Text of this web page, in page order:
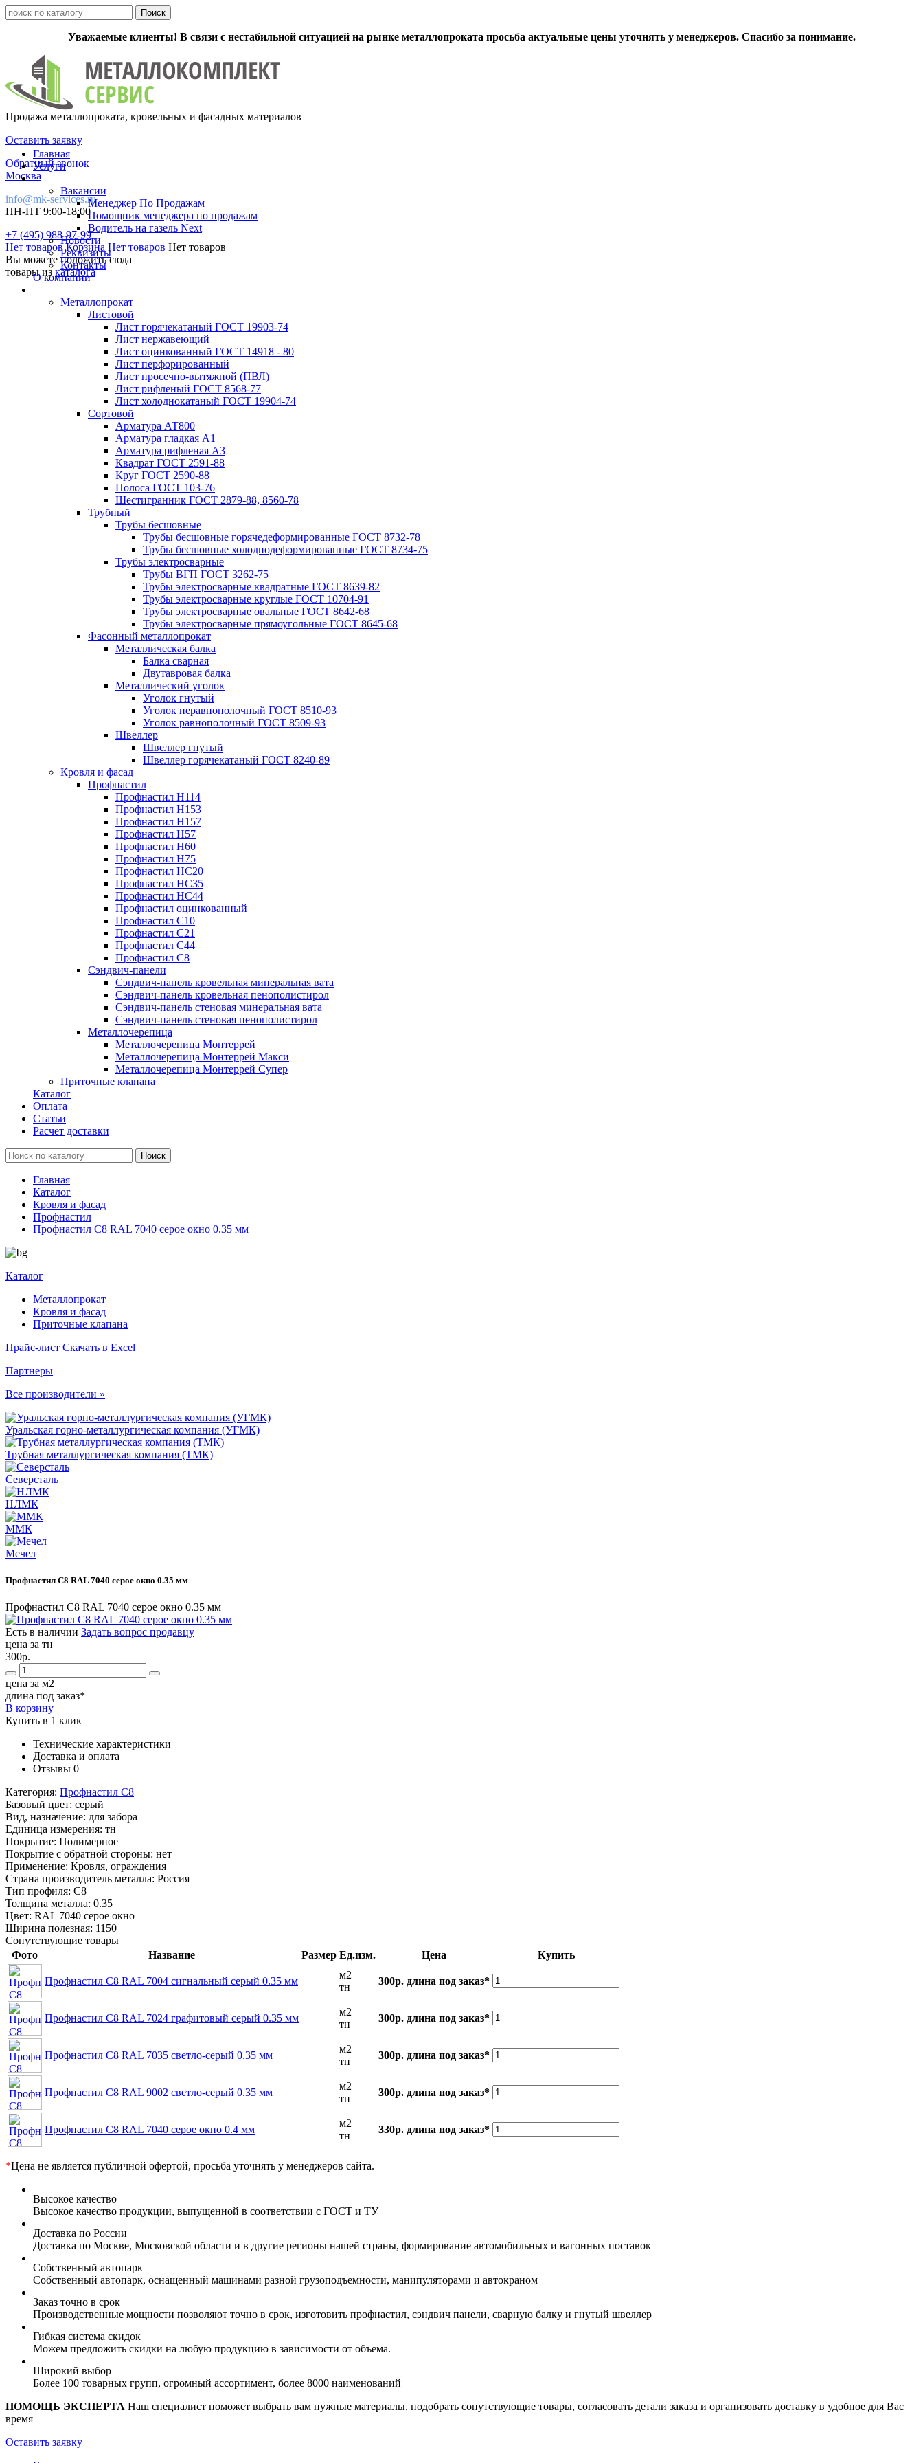
Уважаемые клиенты! В связи с нестабильной ситуацией на рынке металлопроката просьба актуальные цены уточнять у менеджеров. Спасибо за понимание.
Продажа металлопроката, кровельных и фасадных материалов
Оставить заявку
Обратный звонок
Москва
info@mk-services.ru
ПН-ПТ 9:00-18:00
+7 (495) 988-97-99
Нет товаровКорзина Нет товаров Нет товаров
Вы можете положить сюда
товары из каталога
Главная
Услуги
Вакансии
Менеджер По Продажам
Помощник менеджера по продажам
Водитель на газель Next
Новости
Реквизиты
Контакты
О компании
Металлопрокат
Листовой
Лист горячекатаный ГОСТ 19903-74
Лист нержавеющий
Лист оцинкованный ГОСТ 14918 - 80
Лист перфорированный
Лист просечно-вытяжной (ПВЛ)
Лист рифленый ГОСТ 8568-77
Лист холоднокатаный ГОСТ 19904-74
Сортовой
Арматура АТ800
Арматура гладкая А1
Арматура рифленая А3
Квадрат ГОСТ 2591-88
Круг ГОСТ 2590-88
Полоса ГОСТ 103-76
Шестигранник ГОСТ 2879-88, 8560-78
Трубный
Трубы бесшовные
Трубы бесшовные горячедеформированные ГОСТ 8732-78
Трубы бесшовные холоднодеформированные ГОСТ 8734-75
Трубы электросварные
Трубы ВГП ГОСТ 3262-75
Трубы электросварные квадратные ГОСТ 8639-82
Трубы электросварные круглые ГОСТ 10704-91
Трубы электросварные овальные ГОСТ 8642-68
Трубы электросварные прямоугольные ГОСТ 8645-68
Фасонный металлопрокат
Металлическая балка
Балка сварная
Двутавровая балка
Металлический уголок
Уголок гнутый
Уголок неравнополочный ГОСТ 8510-93
Уголок равнополочный ГОСТ 8509-93
Швеллер
Швеллер гнутый
Швеллер горячекатаный ГОСТ 8240-89
Кровля и фасад
Профнастил
Профнастил Н114
Профнастил Н153
Профнастил Н157
Профнастил Н57
Профнастил Н60
Профнастил Н75
Профнастил НС20
Профнастил НС35
Профнастил НС44
Профнастил оцинкованный
Профнастил С10
Профнастил С21
Профнастил С44
Профнастил С8
Сэндвич-панели
Сэндвич-панель кровельная минеральная вата
Сэндвич-панель кровельная пенополистирол
Сэндвич-панель стеновая минеральная вата
Сэндвич-панель стеновая пенополистирол
Металлочерепица
Металлочерепица Монтеррей
Металлочерепица Монтеррей Макси
Металлочерепица Монтеррей Супер
Приточные клапана
Каталог
Оплата
Статьи
Расчет доставки
Главная
Каталог
Кровля и фасад
Профнастил
Профнастил С8 RAL 7040 серое окно 0.35 мм
Каталог
Металлопрокат
Кровля и фасад
Приточные клапана
Прайс-лист Скачать в Excel
Партнеры
Все производители »
Уральская горно-металлургическая компания (УГМК)
Трубная металлургическая компания (ТМК)
Северсталь
НЛМК
ММК
Мечел
Профнастил С8 RAL 7040 серое окно 0.35 мм
Профнастил С8 RAL 7040 серое окно 0.35 мм
Есть в наличии Задать вопрос продавцу
цена за тн
300р.
цена за м2
длина под заказ*
В корзину
Купить в 1 клик
Технические характеристики
Доставка и оплата
Отзывы 0
Категория: Профнастил С8
Базовый цвет: серый
Вид, назначение: для забора
Единица измерения: тн
Покрытие: Полимерное
Покрытие с обратной стороны: нет
Применение: Кровля, ограждения
Страна производитель металла: Россия
Тип профиля: С8
Толщина металла: 0.35
Цвет: RAL 7040 серое окно
Ширина полезная: 1150
Сопутствующие товары
Фото
Название Размер Ед.изм. Цена Купить
Профнастил С8 RAL 7004 сигнальный серый 0.35 мм
м2
тн
300р. длина под заказ*
Профнастил С8 RAL 7024 графитовый серый 0.35 мм
м2
тн
300р. длина под заказ*
Профнастил С8 RAL 7035 светло-серый 0.35 мм
м2
тн
300р. длина под заказ*
Профнастил С8 RAL 9002 светло-серый 0.35 мм
м2
тн
300р. длина под заказ*
Профнастил С8 RAL 7040 серое окно 0.4 мм
м2
тн
330р. длина под заказ*
*Цена не является публичной офертой, просьба уточнять у менеджеров сайта.
Высокое качество
Высокое качество продукции, выпущенной в соответствии с ГОСТ и ТУ
Доставка по России
Доставка по Москве, Московской области и в другие регионы нашей страны, формирование автомобильных и вагонных поставок
Собственный автопарк
Собственный автопарк, оснащенный машинами разной грузоподъемности, манипуляторами и автокраном
Заказ точно в срок
Производственные мощности позволяют точно в срок, изготовить профнастил, сэндвич панели, сварную балку и гнутый швеллер
Гибкая система скидок
Можем предложить скидки на любую продукцию в зависимости от объема.
Широкий выбор
Более 100 товарных групп, огромный ассортимент, более 8000 наименований
ПОМОЩЬ ЭКСПЕРТА Наш специалист поможет выбрать вам нужные материалы, подобрать сопутствующие товары, согласовать детали заказа и организовать доставку в удобное для Вас
время
Оставить заявку